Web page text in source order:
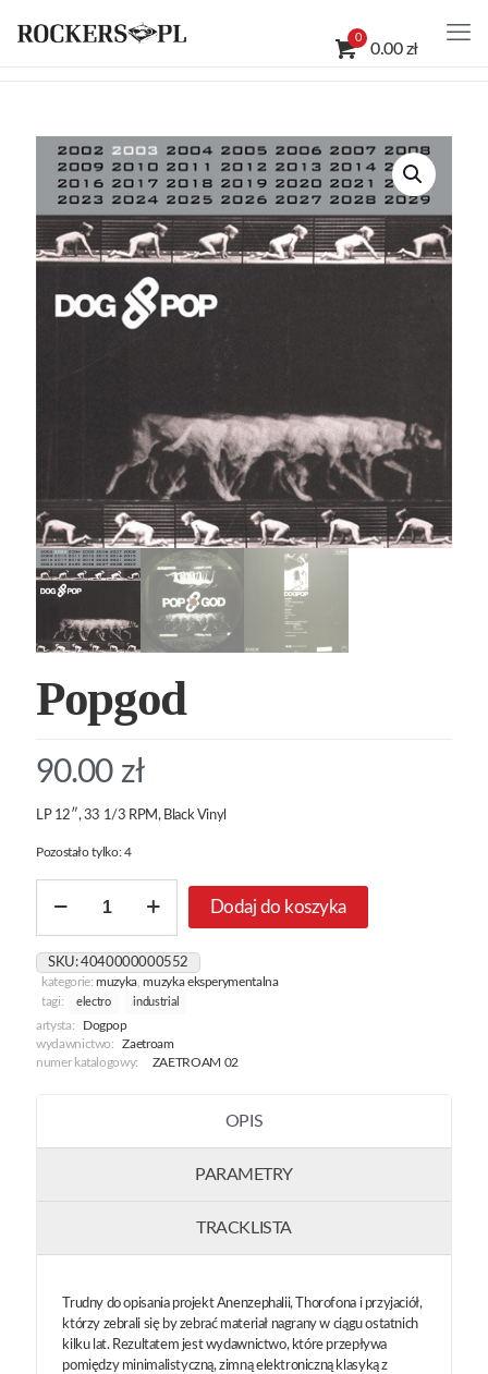
0
0.00 zł
Popgod
90.00 zł
LP 12″, 33 1/3 RPM, Black Vinyl
Pozostało tylko: 4
Popgod
Dodaj do koszyka
SKU:4040000000552
kategorie:muzyka ,muzyka eksperymentalna
tagi:
electro industrial
artysta:
Dogpop
wydawnictwo:
Zaetroam
numer katalogowy:
ZAETROAM 02
OPIS
PARAMETRY
TRACKLISTA
Trudny do opisania projekt Anenzephalii, Thorofona i przyjaciół,
którzy zebrali się by zebrać materiał nagrany w ciągu ostatnich
kilku lat. Rezultatem jest wydawnictwo, które przepływa
pomiędzy minimalistyczną, zimną elektroniczną klasyką z